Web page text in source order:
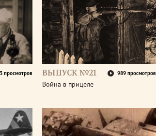
просмотров ВЫПУСК №21 989 просмотров
Война в прицеле